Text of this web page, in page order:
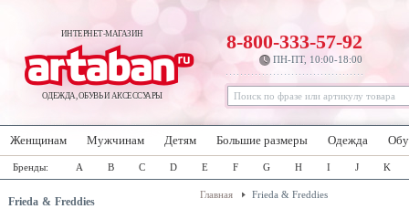
ИНТЕРНЕТ-МАГАЗИН
ОДЕЖДА, ОБУВЬ И АКСЕССУАРЫ
8-800-333-57-92
ПН-ПТ, 10:00-18:00
Женщинам Мужчинам Детям Большие размеры Одежда
Бренды: A B C D E F G H I J K
Frieda & Freddies
Главная Frieda & Freddies